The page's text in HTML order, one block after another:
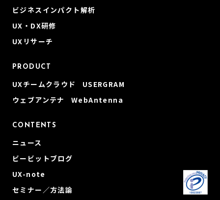
ビジネスインパクト解析
UX・DX研修
UXリサーチ
PRODUCT
UXチームクラウド USERGRAM
ウェブアンテナ WebAntenna
CONTENTS
ニュース
ビービットブログ
UX-note
セミナー／方法論